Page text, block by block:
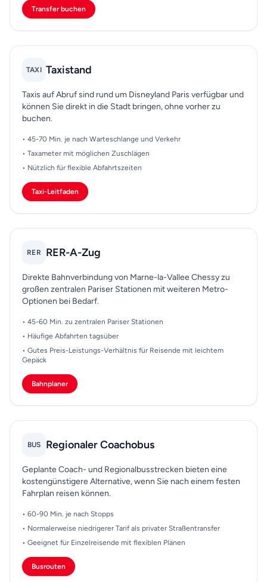
Transfer buchen
TAXI Taxistand
Taxis auf Abruf sind rund um Disneyland Paris verfügbar und
können Sie direkt in die Stadt bringen, ohne vorher zu
buchen.
• 45-70 Min. je nach Warteschlange und Verkehr
• Taxameter mit möglichen Zuschlägen
• Nützlich für flexible Abfahrtszeiten
Taxi-Leitfaden
RER RER-A-Zug
Direkte Bahnverbindung von Marne-la-Vallee Chessy zu
großen zentralen Pariser Stationen mit weiteren Metro-
Optionen bei Bedarf.
• 45-60 Min. zu zentralen Pariser Stationen
• Häufige Abfahrten tagsüber
• Gutes Preis-Leistungs-Verhältnis für Reisende mit leichtem
Gepäck
Bahnplaner
BUS Regionaler Coachobus
Geplante Coach- und Regionalbusstrecken bieten eine
kostengünstigere Alternative, wenn Sie nach einem festen
Fahrplan reisen können.
• 60-90 Min. je nach Stopps
• Normalerweise niedrigerer Tarif als privater Straßentransfer
• Geeignet für Einzelreisende mit flexiblen Plänen
Busrouten